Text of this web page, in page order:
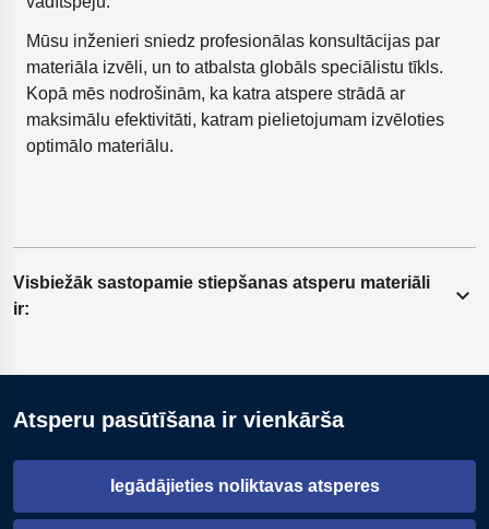
Mūsu inženieri sniedz profesionālas konsultācijas par
materiāla izvēli, un to atbalsta globāls speciālistu tīkls.
Kopā mēs nodrošinām, ka katra atspere strādā ar
maksimālu efektivitāti, katram pielietojumam izvēloties
optimālo materiālu.
Visbiežāk sastopamie stiepšanas atsperu materiāli
ir:
Izvērst saturu
Hroma-silīcija un hroma-vanādija tērauds
Niķeļa un titāna sakausējumi
Vara sakausējumi
Atsperu pasūtīšana ir vienkārša
Iegādājieties noliktavas atsperes
Atveras jaunā cilnē